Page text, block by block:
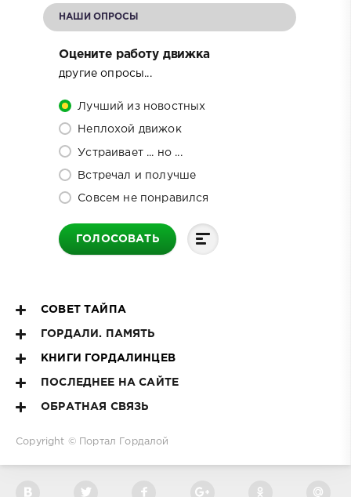
НАШИ ОПРОСЫ
Оцените работу движка
другие опросы...
Лучший из новостных
Неплохой движок
Устраивает ... но ...
Встречал и получше
Совсем не понравился
ГОЛОСОВАТЬ
СОВЕТ ТАЙПА
ГОРДАЛИ. ПАМЯТЬ
КНИГИ ГОРДАЛИНЦЕВ
ПОСЛЕДНЕЕ НА САЙТЕ
ОБРАТНАЯ СВЯЗЬ
Copyright © Портал Гордалой